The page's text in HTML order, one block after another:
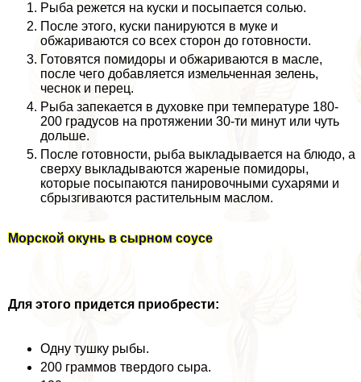
Рыба режется на куски и посыпается солью.
После этого, куски панируются в муке и
обжариваются со всех сторон до готовности.
Готовятся помидоры и обжариваются в масле,
после чего добавляется измельченная зелень,
чеснок и перец.
Рыба запекается в духовке при температуре 180-
200 градусов на протяжении 30-ти минут или чуть
дольше.
После готовности, рыба выкладывается на блюдо, а
сверху выкладываются жареные помидоры,
которые посыпаются панировочными сухарями и
сбрызгиваются растительным маслом.
Морской окунь в сырном соусе
Для этого придется приобрести:
Одну тушку рыбы.
200 граммов твердого сыра.